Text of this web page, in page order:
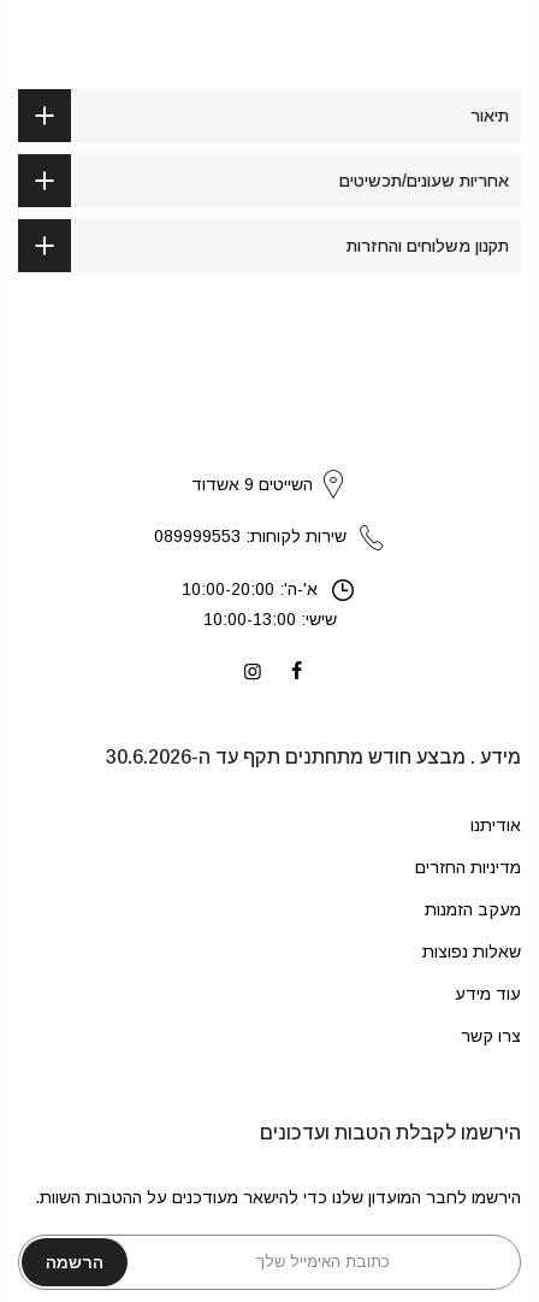
תיאור
אחריות שעונים/תכשיטים
תקנון משלוחים והחזרות
השייטים 9 אשדוד
שירות לקוחות: 089999553
א'-ה': 10:00-20:00
שישי: 10:00-13:00
מידע . מבצע חודש מתחתנים תקף עד ה-30.6.2026
אודיתנו
מדיניות החזרים
מעקב הזמנות
שאלות נפוצות
עוד מידע
צרו קשר
הירשמו לקבלת הטבות ועדכונים
הירשמו לחבר המועדון שלנו כדי להישאר מעודכנים על ההטבות השוות.
הרשמה